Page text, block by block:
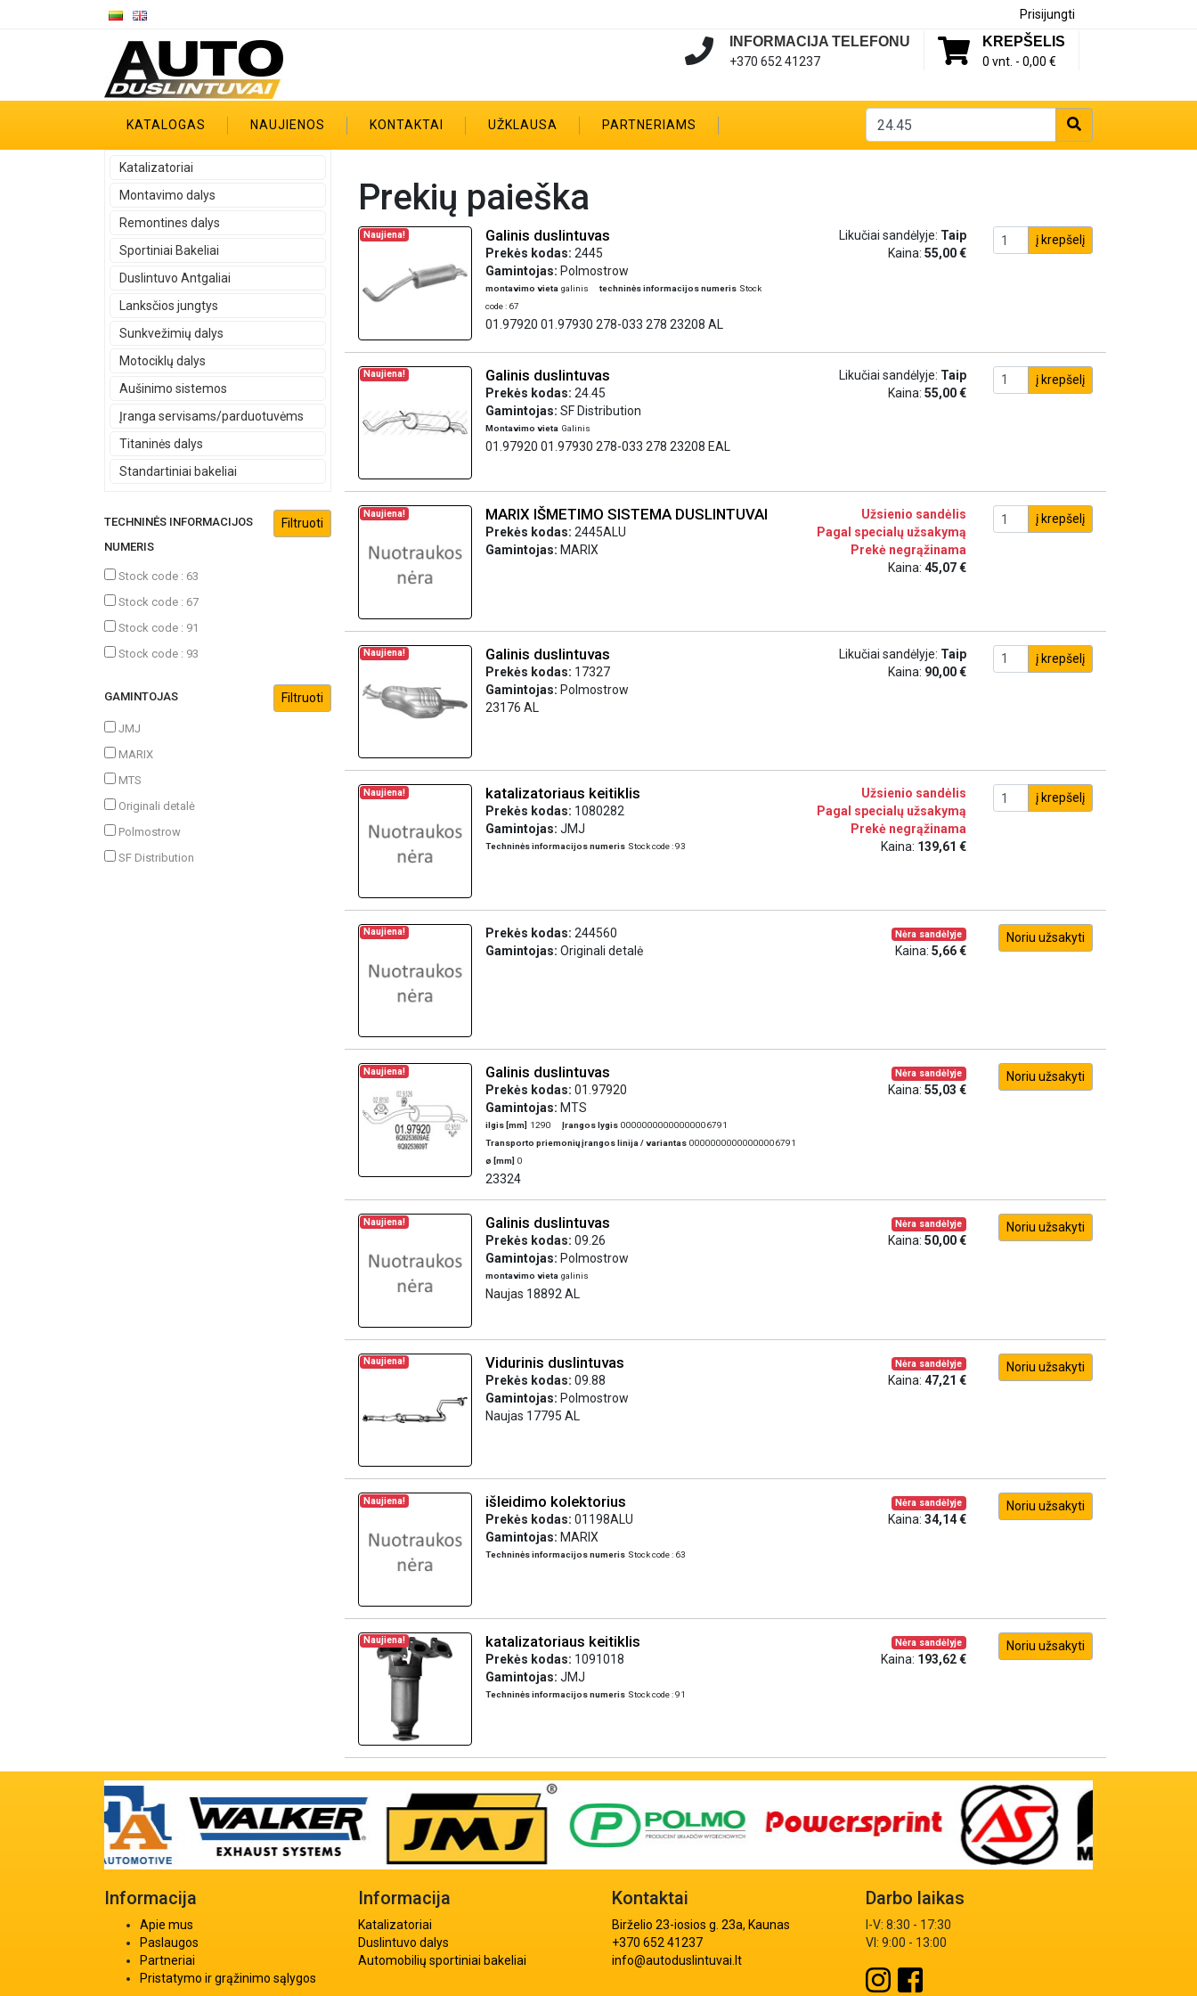
Prisijungti
KREPŠELIS
0 vnt. - 0,00 €
INFORMACIJA TELEFONU
+370 652 41237
KATALOGAS NAUJIENOS KONTAKTAI UŽKLAUSA PARTNERIAMS
Katalizatoriai
Montavimo dalys
Remontines dalys
Sportiniai Bakeliai
Duslintuvo Antgaliai
Lanksčios jungtys
Sunkvežimių dalys
Motociklų dalys
Aušinimo sistemos
Įranga servisams/parduotuvėms
Titaninės dalys
Standartiniai bakeliai
TECHNINĖS INFORMACIJOS
NUMERIS
Stock code : 63
Stock code : 67
Stock code : 91
Stock code : 93
GAMINTOJAS
JMJ
MARIX
MTS
Originali detalė
Polmostrow
SF Distribution
Prekių paieška
Naujiena! Galinis duslintuvas
Prekės kodas: 2445
Gamintojas: Polmostrow
montavimo vieta galinis techninės informacijos numeris Stock
code : 67
01.97920 01.97930 278-033 278 23208 AL
Likučiai sandėlyje: Taip
Kaina: 55,00 €
į krepšelį
Naujiena! Galinis duslintuvas
Prekės kodas: 24.45
Gamintojas: SF Distribution
Montavimo vieta Galinis
01.97920 01.97930 278-033 278 23208 EAL
Likučiai sandėlyje: Taip
Kaina: 55,00 €
į krepšelį
Naujiena! MARIX IŠMETIMO SISTEMA DUSLINTUVAI
Prekės kodas: 2445ALU
Gamintojas: MARIX
Užsienio sandėlis
Pagal specialų užsakymą
Prekė negrąžinama
Kaina: 45,07 €
į krepšelį
Naujiena! Galinis duslintuvas
Prekės kodas: 17327
Gamintojas: Polmostrow
23176 AL
Likučiai sandėlyje: Taip
Kaina: 90,00 €
į krepšelį
Naujiena! katalizatoriaus keitiklis
Prekės kodas: 1080282
Gamintojas: JMJ
Techninės informacijos numeris Stock code : 93
Užsienio sandėlis
Pagal specialų užsakymą
Prekė negrąžinama
Kaina: 139,61 €
į krepšelį
Naujiena! Prekės kodas: 244560
Gamintojas: Originali detalė
Nėra sandėlyje
Kaina: 5,66 €
Noriu užsakyti
Naujiena! Galinis duslintuvas
Prekės kodas: 01.97920
Gamintojas: MTS
ilgis [mm] 1290 Įrangos lygis 00000000000000006791
Transporto priemonių įrangos linija / variantas 00000000000000006791
ø [mm] 0
23324
Nėra sandėlyje
Kaina: 55,03 €
Noriu užsakyti
Naujiena! Galinis duslintuvas
Prekės kodas: 09.26
Gamintojas: Polmostrow
montavimo vieta galinis
Naujas 18892 AL
Nėra sandėlyje
Kaina: 50,00 €
Noriu užsakyti
Naujiena! Vidurinis duslintuvas
Prekės kodas: 09.88
Gamintojas: Polmostrow
Naujas 17795 AL
Nėra sandėlyje
Kaina: 47,21 €
Noriu užsakyti
Naujiena! išleidimo kolektorius
Prekės kodas: 01198ALU
Gamintojas: MARIX
Techninės informacijos numeris Stock code : 63
Nėra sandėlyje
Kaina: 34,14 €
Noriu užsakyti
Naujiena! katalizatoriaus keitiklis
Prekės kodas: 1091018
Gamintojas: JMJ
Techninės informacijos numeris Stock code : 91
Nėra sandėlyje
Kaina: 193,62 €
Noriu užsakyti
Informacija
Apie mus
Paslaugos
Partneriai
Pristatymo ir grąžinimo sąlygos
Informacija
Katalizatoriai
Duslintuvo dalys
Automobilių sportiniai bakeliai
Kontaktai
Birželio 23-iosios g. 23a, Kaunas
+370 652 41237
info@autoduslintuvai.lt
Darbo laikas
I-V: 8:30 - 17:30
VI: 9:00 - 13:00